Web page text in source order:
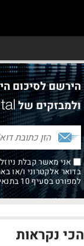
הירשם לסיכום
ולמבזקים של
אני מאשר קבלת
בדואר אלקטרוני ו/או
למפורט בסעיף 10 בתנאי השימוש
הכי נקראות